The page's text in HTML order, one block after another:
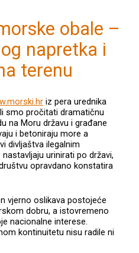
obale –
napretka i
terenu
iz pera urednika
smo pročitati dramatičnu
na Moru državu i građane
i betoniraju more a
divljaštva ilegalnim
urinirati po državi,
opravdano konstatira
vjerno oslikava postojeće
dobru, a istovremeno
nacionalne interese.
kontinuitetu nisu radile ni